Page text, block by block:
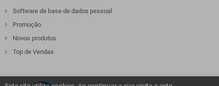
Software de base de dados pessoal
Promoção
Novos produtos
Top de Vendas